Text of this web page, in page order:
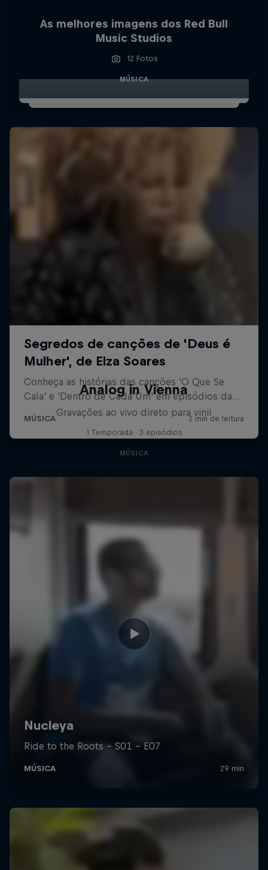
As melhores imagens dos Red Bull
Music Studios
12 Fotos
MÚSICA
Analog in Vienna
Gravações ao vivo direto para vinil
1 Temporada · 3 episódios
MÚSICA